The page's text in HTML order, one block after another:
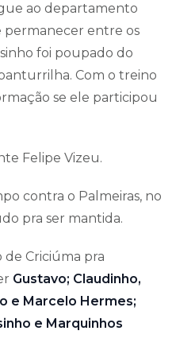
ao departamento
permanecer entre os
foi poupado do
Com o treino
se ele participou
Felipe Vizeu.
contra o Palmeiras, no
pra ser mantida.
de Criciúma pra
Gustavo; Claudinho,
e Marcelo Hermes;
e Marquinhos